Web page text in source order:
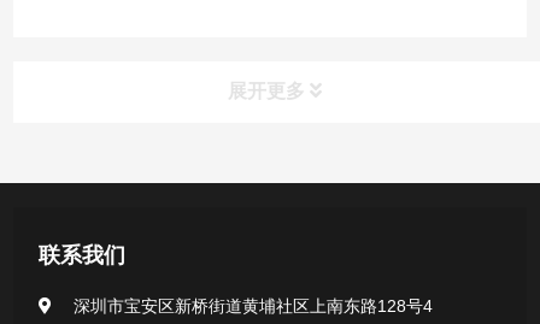
展开更多
产品中心
医用无菌采样拭子系列
一次性使用采样器系列
联系我们
深圳市宝安区新桥街道黄埔社区上南东路128号4